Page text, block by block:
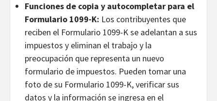
Funciones de copia y autocompletar para el
Formulario 1099-K: Los contribuyentes que
reciben el Formulario 1099-K se adelantan a sus
impuestos y eliminan el trabajo y la
preocupación que representa un nuevo
formulario de impuestos. Pueden tomar una
foto de su Formulario 1099-K, verificar sus
datos y la información se ingresa en el